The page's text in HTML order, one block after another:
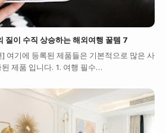
질이 수직 상승하는 해외여행 꿀템 7
여기에 등록된 제품들은 기본적으로 많은 사
제품 입니다. 1. 여행 필수…